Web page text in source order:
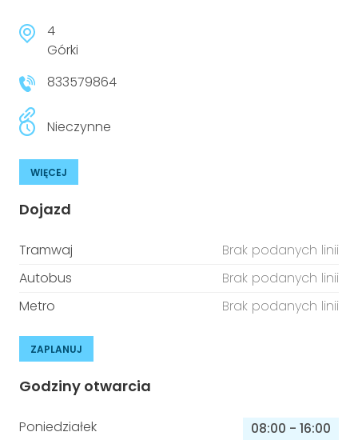
4
Górki
833579864
Nieczynne
WIĘCEJ
Dojazd
Tramwaj
Brak podanych linii
Autobus
Brak podanych linii
Metro
Brak podanych linii
ZAPLANUJ
Godziny otwarcia
Poniedziałek 08:00 - 16:00